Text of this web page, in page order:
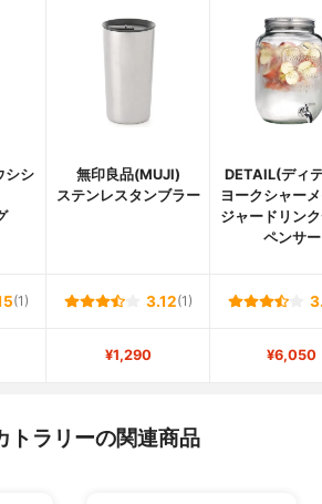
シシ
無印良品(MUJI)
ステンレスタンブラー
DETAIL(ディ
ヨークシャー
ジャードリン
ペンサー
(1) 3.12(1)
¥1,290 ¥6,050
トラリーの関連商品